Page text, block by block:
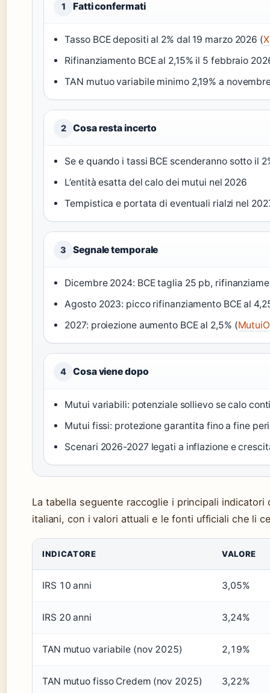
1 Fatti confermati
Tasso BCE depositi al 2% dal 19 marzo 2026 (
Rifinanziamento BCE al 2,15% il 5 febbraio
TAN mutuo variabile minimo 2,19% a
2 Cosa resta incerto
Se e quando i tassi BCE scenderanno sotto il
L’entità esatta del calo dei mutui nel 2026
Tempistica e portata di eventuali rialzi nel
3 Segnale temporale
Dicembre 2024: BCE taglia 25 pb,
Agosto 2023: picco rifinanziamento BCE al
2027: proiezione aumento BCE al 2,5% (
4 Cosa viene dopo
Mutui variabili: potenziale sollievo se calo
Mutui fissi: protezione garantita fino a fine
Scenari 2026-2027 legati a inflazione e
La tabella seguente raccoglie i principali
italiani, con i valori attuali e le fonti ufficiali che li
INDICATORE VALORE
IRS 10 anni 3,05%
IRS 20 anni 3,24%
TAN mutuo variabile (nov 2025) 2,19%
TAN mutuo fisso Credem (nov 2025) 3,22%